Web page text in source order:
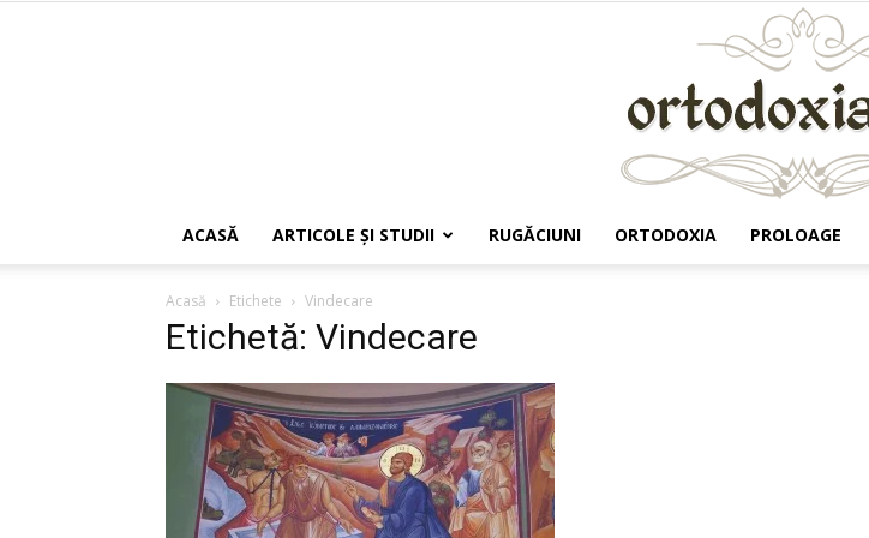
ACASĂ ARTICOLE ŞI STUDII RUGĂCIUNI ORTODOXIA PROLOAGE
Acasă Etichete Vindecare
Etichetă: Vindecare